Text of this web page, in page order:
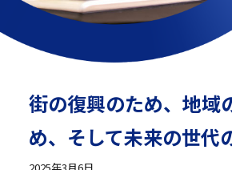
街の復興のため、地域
め、そして未来の世代